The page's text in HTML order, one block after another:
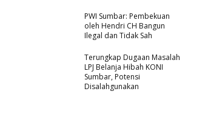
PWI Sumbar: Pembekuan
oleh Hendri CH Bangun
Ilegal dan Tidak Sah
Terungkap Dugaan Masalah
LPJ Belanja Hibah KONI
Sumbar, Potensi
Disalahgunakan